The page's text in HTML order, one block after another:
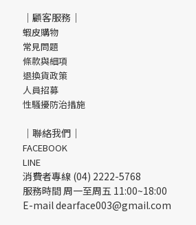
｜顧客服務｜
蝦皮購物
常見問題
條款與細項
退換貨政策
人員招募
性騷擾防治措施
｜聯絡我們｜
FACEBOOK
LINE
消費者專線 (04) 2222-5768
服務時間 周一至周五 11:00~18:00
E-mail dearface003@gmail.com